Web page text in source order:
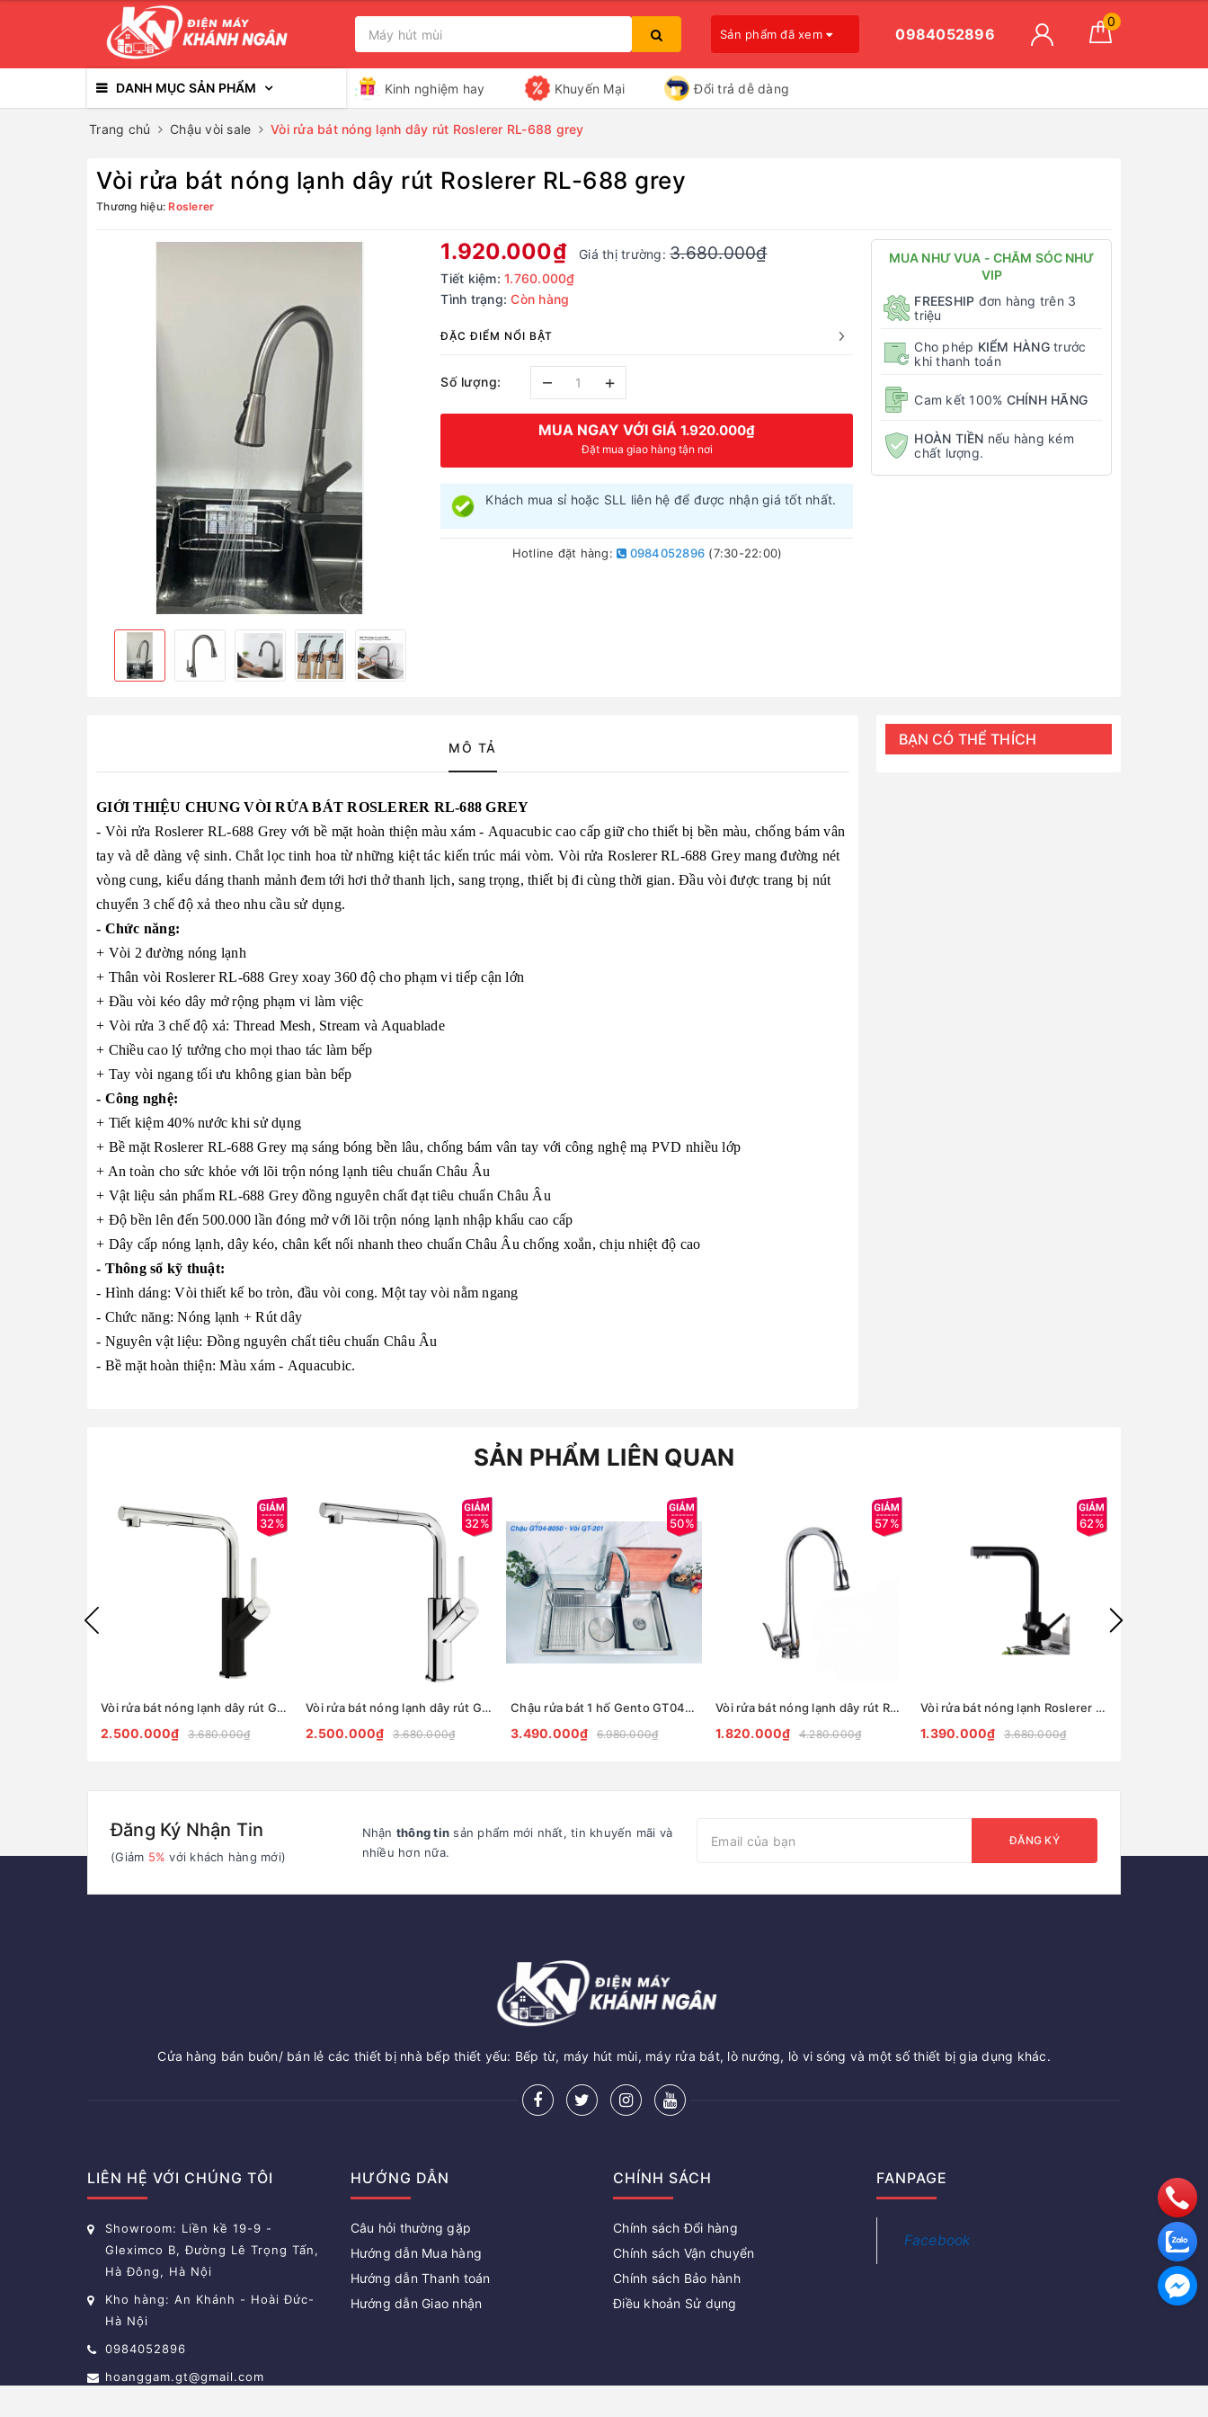
Sản phẩm đã xem 0984052896
0
DANH MỤC SẢN PHẨM Kinh nghiệm hay Khuyến Mại Đổi trả dễ dàng
Trang chủ Chậu vòi sale Vòi rửa bát nóng lạnh dây rút Roslerer RL-688 grey
Vòi rửa bát nóng lạnh dây rút Roslerer RL-688 grey
Thương hiệu:Roslerer
1.920.000₫ Giá thị trường:3.680.000₫
Tiết kiệm:1.760.000₫
Tình trạng: Còn hàng
ĐẶC ĐIỂM NỔI BẬT
Số lượng: – +
MUA NGAY VỚI GIÁ1.920.000₫
Đặt mua giao hàng tận nơi
Khách mua sỉ hoặc SLL liên hệ để được nhận giá tốt nhất.
Hotline đặt hàng: 0984052896 (7:30-22:00)
MUA NHƯ VUA - CHĂM SÓC NHƯ
VIP
FREESHIP đơn hàng trên 3
triệu
Cho phép KIỂM HÀNGtrước
khi thanh toán
Cam kết 100% CHÍNH HÃNG
HOÀN TIỀN nếu hàng kém
chất lượng.
MÔ TẢ
GIỚI THIỆU CHUNG VÒI RỬA BÁT ROSLERER RL-688 GREY
- Vòi rửa Roslerer RL-688 Grey với bề mặt hoàn thiện màu xám - Aquacubic cao cấp giữ cho thiết bị bền màu, chống bám vân
tay và dễ dàng vệ sinh. Chắt lọc tinh hoa từ những kiệt tác kiến trúc mái vòm. Vòi rửa Roslerer RL-688 Grey mang đường nét
vòng cung, kiểu dáng thanh mảnh đem tới hơi thở thanh lịch, sang trọng, thiết bị đi cùng thời gian. Đầu vòi được trang bị nút
chuyển 3 chế độ xả theo nhu cầu sử dụng.
- Chức năng:
+ Vòi 2 đường nóng lạnh
+ Thân vòi Roslerer RL-688 Grey xoay 360 độ cho phạm vi tiếp cận lớn
+ Đầu vòi kéo dây mở rộng phạm vi làm việc
+ Vòi rửa 3 chế độ xả: Thread Mesh, Stream và Aquablade
+ Chiều cao lý tưởng cho mọi thao tác làm bếp
+ Tay vòi ngang tối ưu không gian bàn bếp
- Công nghệ:
+ Tiết kiệm 40% nước khi sử dụng
+ Bề mặt Roslerer RL-688 Grey mạ sáng bóng bền lâu, chống bám vân tay với công nghệ mạ PVD nhiều lớp
+ An toàn cho sức khỏe với lõi trộn nóng lạnh tiêu chuẩn Châu Âu
+ Vật liệu sản phẩm RL-688 Grey đồng nguyên chất đạt tiêu chuẩn Châu Âu
+ Độ bền lên đến 500.000 lần đóng mở với lõi trộn nóng lạnh nhập khẩu cao cấp
+ Dây cấp nóng lạnh, dây kéo, chân kết nối nhanh theo chuẩn Châu Âu chống xoắn, chịu nhiệt độ cao
- Thông số kỹ thuật:
- Hình dáng: Vòi thiết kế bo tròn, đầu vòi cong. Một tay vòi nằm ngang
- Chức năng: Nóng lạnh + Rút dây
- Nguyên vật liệu: Đồng nguyên chất tiêu chuẩn Châu Âu
- Bề mặt hoàn thiện: Màu xám - Aquacubic.
BẠN CÓ THỂ THÍCH
SẢN PHẨM LIÊN QUAN
32%
Vòi rửa bát nóng lạnh dây rút Gento GT04-204 New Black
2.500.000₫ 3.680.000₫
32%
Vòi rửa bát nóng lạnh dây rút Gento GT04-203 New
2.500.000₫ 3.680.000₫
50%
Chậu rửa bát 1 hố Gento GT04-8050
3.490.000₫ 6.980.000₫
57%
Vòi rửa bát nóng lạnh dây rút Roslerer RL 668
1.820.000₫ 4.280.000₫
62%
Vòi rửa bát nóng lạnh Roslerer RL-807 black
1.390.000₫ 3.680.000₫
Đăng Ký Nhận Tin
(Giảm 5% với khách hàng mới)
Nhận thông tin sản phẩm mới nhất, tin khuyến mãi và
nhiều hơn nữa.
ĐĂNG KÝ
Cửa hàng bán buôn/ bán lẻ các thiết bị nhà bếp thiết yếu: Bếp từ, máy hút mùi, máy rửa bát, lò nướng, lò vi sóng và một số thiết bị gia dụng khác.
LIÊN HỆ VỚI CHÚNG TÔI
Showroom: Liền kề 19-9 -
Gleximco B, Đường Lê Trọng Tấn,
Hà Đông, Hà Nội
Kho hàng: An Khánh - Hoài Đức-
Hà Nội
0984052896
hoanggam.gt@gmail.com
HƯỚNG DẪN
Câu hỏi thường gặp
Hướng dẫn Mua hàng
Hướng dẫn Thanh toán
Hướng dẫn Giao nhận
CHÍNH SÁCH
Chính sách Đổi hàng
Chính sách Vận chuyển
Chính sách Bảo hành
Điều khoản Sử dụng
FANPAGE
Facebook